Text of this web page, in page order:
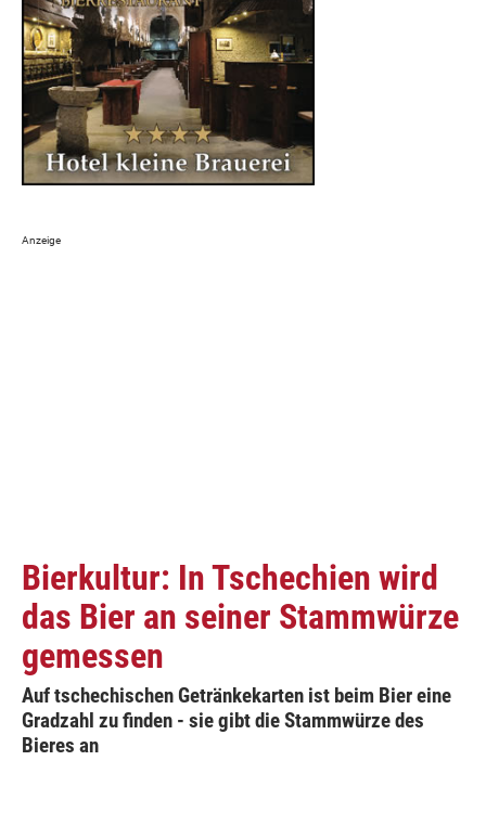
Bierkultur: In Tschechien wird
das Bier an seiner Stammwürze
gemessen
Auf tschechischen Getränkekarten ist beim Bier eine
Gradzahl zu finden - sie gibt die Stammwürze des
Bieres an